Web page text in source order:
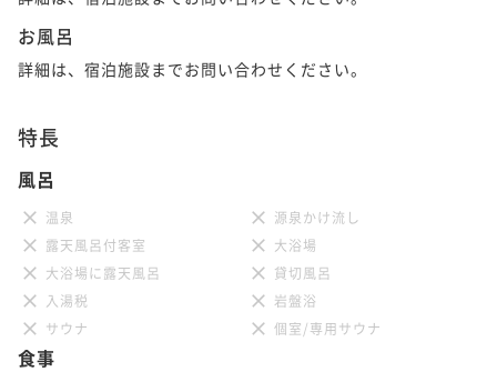
お風呂
詳細は、宿泊施設までお問い合わせください。
特長
風呂
温泉
源泉かけ流し
露天風呂付客室
大浴場
大浴場に露天風呂
貸切風呂
入湯税
岩盤浴
サウナ
個室/専用サウナ
食事